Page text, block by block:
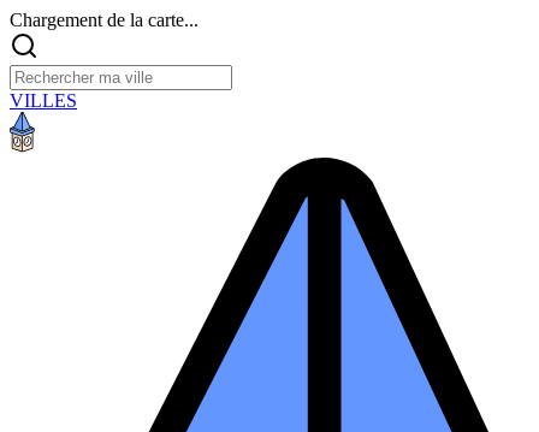
Chargement de la carte...
VILLES